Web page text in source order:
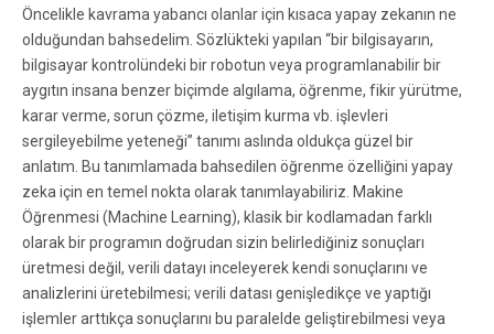
Öncelikle kavrama yabancı olanlar için kısaca yapay zekanın ne
olduğundan bahsedelim. Sözlükteki yapılan “bir bilgisayarın,
bilgisayar kontrolündeki bir robotun veya programlanabilir bir
aygıtın insana benzer biçimde algılama, öğrenme, fikir yürütme,
karar verme, sorun çözme, iletişim kurma vb. işlevleri
sergileyebilme yeteneği” tanımı aslında oldukça güzel bir
anlatım. Bu tanımlamada bahsedilen öğrenme özelliğini yapay
zeka için en temel nokta olarak tanımlayabiliriz. Makine
Öğrenmesi (Machine Learning), klasik bir kodlamadan farklı
olarak bir programın doğrudan sizin belirlediğiniz sonuçları
üretmesi değil, verili datayı inceleyerek kendi sonuçlarını ve
analizlerini üretebilmesi; verili datası genişledikçe ve yaptığı
işlemler arttıkça sonuçlarını bu paralelde geliştirebilmesi veya